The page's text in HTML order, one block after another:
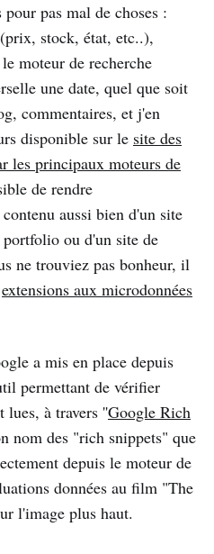
pas mal de choses :
stock, état, etc..),
moteur de recherche
une date, quel que soit
commentaires, et j'en
disponible sur le site des
les principaux moteurs de
de rendre
aussi bien d'un site
ou d'un site de
ne trouviez pas bonheur, il
extensions aux microdonnées
a mis en place depuis
permettant de vérifier
lues, à travers ''Google Rich
nom des "rich snippets" que
depuis le moteur de
données au film "The
l'image plus haut.